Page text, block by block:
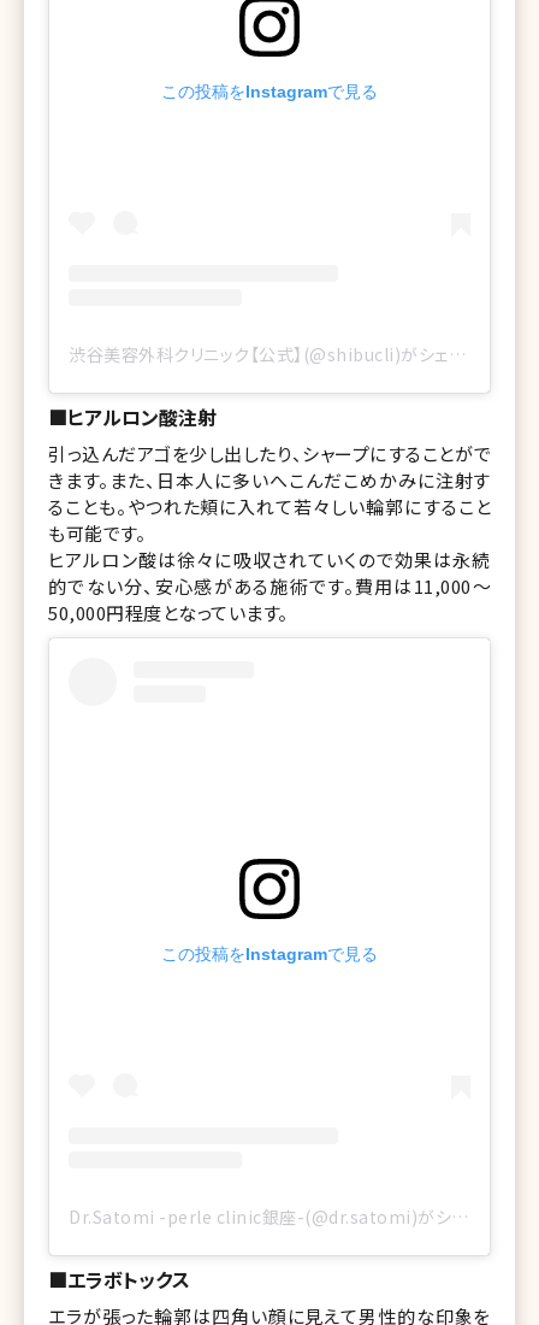
この投稿をInstagramで見る
渋谷美容外科クリニック【公式】(@shibucli)がシェアした投稿
■ヒアルロン酸注射
引っ込んだアゴを少し出したり、シャープにすることがで
きます。また、日本人に多いへこんだこめかみに注射す
ることも。やつれた頬に入れて若々しい輪郭にすること
も可能です。
ヒアルロン酸は徐々に吸収されていくので効果は永続
的でない分、安心感がある施術です。費用は11,000〜
50,000円程度となっています。
この投稿をInstagramで見る
Dr.Satomi -perle clinic銀座-(@dr.satomi)がシェアした投稿
■エラボトックス
エラが張った輪郭は四角い顔に見えて男性的な印象を